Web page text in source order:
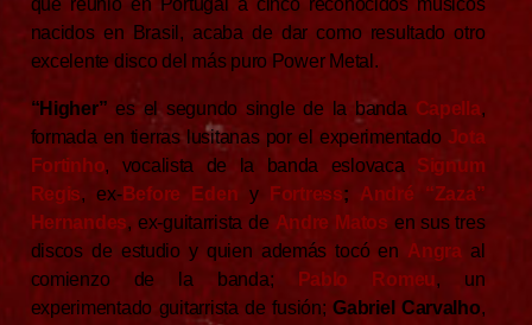
que reunió en Portugal a cinco reconocidos músicos
nacidos en Brasil, acaba de dar como resultado otro
excelente disco del más puro Power Metal.
“Higher” es el segundo single de la banda Capella,
formada en tierras lusitanas por el experimentado Jota
Fortinho, vocalista de la banda eslovaca Signum
Regis, ex-Before Eden y Fortress;
André “Zaza”
Hernandes, ex-guitarrista de Andre Matos en sus tres
discos de estudio y quien además tocó en Angraal
comienzo de la banda;
Pablo Romeu, un
experimentado guitarrista de fusión;Gabriel Carvalho,